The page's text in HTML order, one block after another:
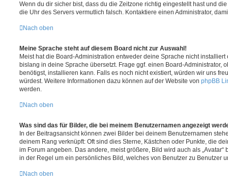
Wenn du dir sicher bist, dass du die Zeitzone richtig eingestellt hast und
die Uhr des Servers vermutlich falsch. Kontaktiere einen Administrator,
Nach oben
Meine Sprache steht auf diesem Board nicht zur Auswahl!
Meist hat die Board-Administration entweder deine Sprache nicht
bislang in deine Sprache übersetzt. Frage ggf. einen Board-Administrator,
benötigst, installieren kann. Falls es noch nicht existiert, würden wir uns
würdest. Weitere Informationen dazu können auf der Website von phpBB
werden.
Nach oben
Was sind das für Bilder, die bei meinem Benutzernamen angezeigt
In der Beitragsansicht können zwei Bilder bei deinem Benutzernamen
deinem Rang verknüpft: Oft sind dies Sterne, Kästchen oder Punkte, die
im Forum angeben. Das andere, meist größere, Bild wird auch als
in der Regel um ein persönliches Bild, welches von Benutzer zu Benutzer
Nach oben